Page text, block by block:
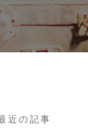
近の記事